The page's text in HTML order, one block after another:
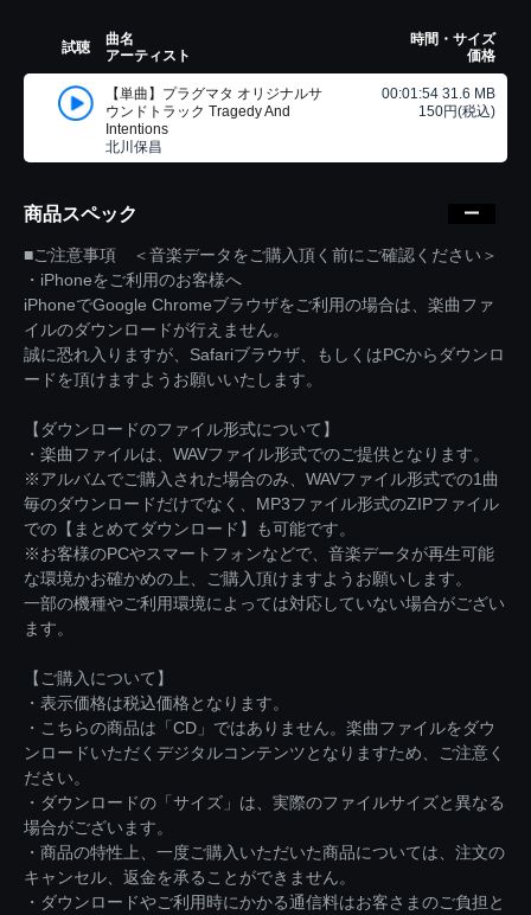
試聴
曲名
アーティスト
時間・サイズ
価格
【単曲】プラグマタ オリジナルサ
ウンドトラック Tragedy And
Intentions
北川保昌
00:01:54 31.6 MB
150円(税込)
商品スペック
■ご注意事項 ＜音楽データをご購入頂く前にご確認ください＞
・iPhoneをご利用のお客様へ
iPhoneでGoogle Chromeブラウザをご利用の場合は、楽曲ファ
イルのダウンロードが行えません。
誠に恐れ入りますが、Safariブラウザ、もしくはPCからダウンロ
ードを頂けますようお願いいたします。
【ダウンロードのファイル形式について】
・楽曲ファイルは、WAVファイル形式でのご提供となります。
※アルバムでご購入された場合のみ、WAVファイル形式での1曲
毎のダウンロードだけでなく、MP3ファイル形式のZIPファイル
での【まとめてダウンロード】も可能です。
※お客様のPCやスマートフォンなどで、音楽データが再生可能
な環境かお確かめの上、ご購入頂けますようお願いします。
一部の機種やご利用環境によっては対応していない場合がござい
ます。
【ご購入について】
・表示価格は税込価格となります。
・こちらの商品は「CD」ではありません。楽曲ファイルをダウ
ンロードいただくデジタルコンテンツとなりますため、ご注意く
ださい。
・ダウンロードの「サイズ」は、実際のファイルサイズと異なる
場合がございます。
・商品の特性上、一度ご購入いただいた商品については、注文の
キャンセル、返金を承ることができません。
・ダウンロードやご利用時にかかる通信料はお客さまのご負担と